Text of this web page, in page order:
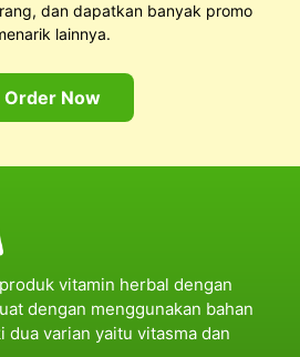
dan dapatkan banyak promo
lainnya.
Order Now
vitamin herbal dengan
dengan menggunakan bahan
dua varian yaitu vitasma dan